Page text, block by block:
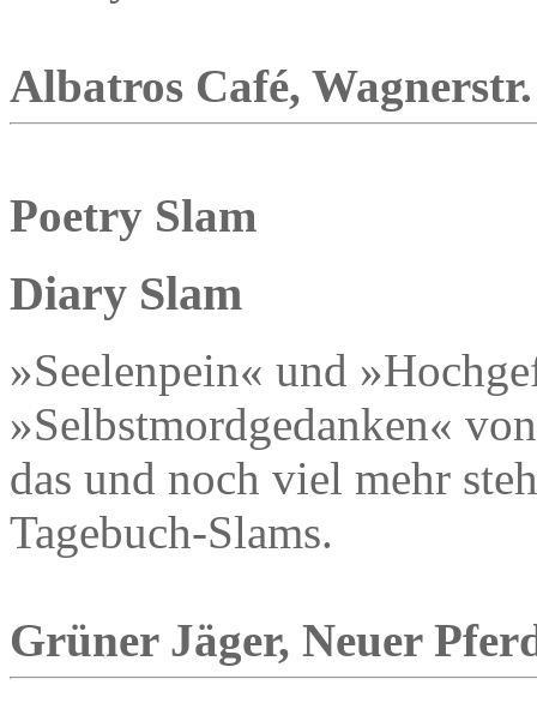
Albatros Café,
Poetry Slam
Diary Slam
»Seelenpein« und
»Selbstmordgedanken«
das und noch viel mehr
Tagebuch-Slams.
Grüner Jäger, Neuer